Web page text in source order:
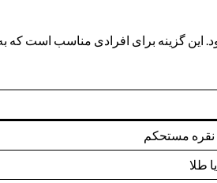
این گزینه برای افرادی مناسب است که
نقره مستحکم
طلا